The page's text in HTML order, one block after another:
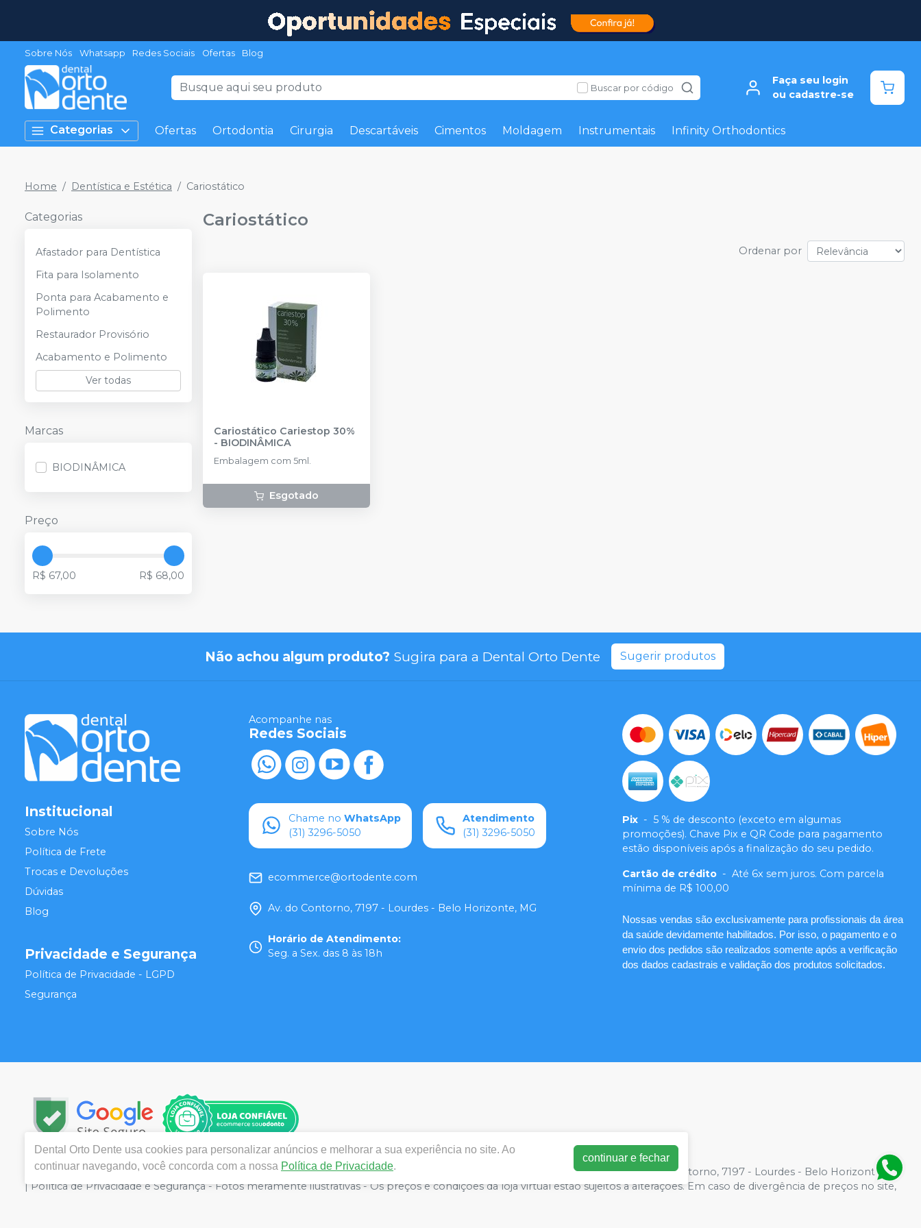
Sobre Nós Whatsapp Redes Sociais Ofertas Blog
Buscar por código
Faça seu login
ou cadastre-se
Categorias Ofertas Ortodontia Cirurgia Descartáveis Cimentos Moldagem Instrumentais Infinity Orthodontics
Home Dentística e Estética Cariostático
Categorias
Afastador para Dentística
Fita para Isolamento
Ponta para Acabamento e
Polimento
Restaurador Provisório
Acabamento e Polimento
Ver todas
Marcas
BIODINÂMICA
Preço
R$ 67,00 R$ 68,00
Cariostático
Ordenar por
Cariostático Cariestop 30%
- BIODINÂMICA
Embalagem com 5ml.
Esgotado
Não achou algum produto? Sugira para a Dental Orto Dente Sugerir produtos
Institucional
Sobre Nós
Política de Frete
Trocas e Devoluções
Dúvidas
Blog
Privacidade e Segurança
Política de Privacidade - LGPD
Segurança
Acompanhe nas
Redes Sociais
Chame no WhatsApp
(31) 3296-5050
Atendimento
(31) 3296-5050
ecommerce@ortodente.com
Av. do Contorno, 7197 - Lourdes - Belo Horizonte, MG
Horário de Atendimento:
Seg. a Sex. das 8 às 18h
Pix - 5 % de desconto (exceto em algumas
promoções). Chave Pix e QR Code para pagamento
estão disponíveis após a finalização do seu pedido.
Cartão de crédito - Até 6x sem juros. Com parcela
mínima de R$ 100,00
Nossas vendas são exclusivamente para profissionais da área
da saúde devidamente habilitados. Por isso, o pagamento e o
envio dos pedidos são realizados somente após a verificação
dos dados cadastrais e validação dos produtos solicitados.
Copyright © 2024 | Todos os direitos reservados | www.dentalortodente.com.br | MX3 Group LTDA | 25.940.099/0001-32 | Av. do Contorno, 7197 - Lourdes - Belo Horizonte, MG
| Política de Privacidade e Segurança - Fotos meramente ilustrativas - Os preços e condições da loja virtual estão sujeitos a alterações. Em caso de divergência de preços no site,
Dental Orto Dente usa cookies para personalizar anúncios e melhorar a sua experiência no site. Ao
continuar navegando, você concorda com a nossa Política de Privacidade.
continuar e fechar